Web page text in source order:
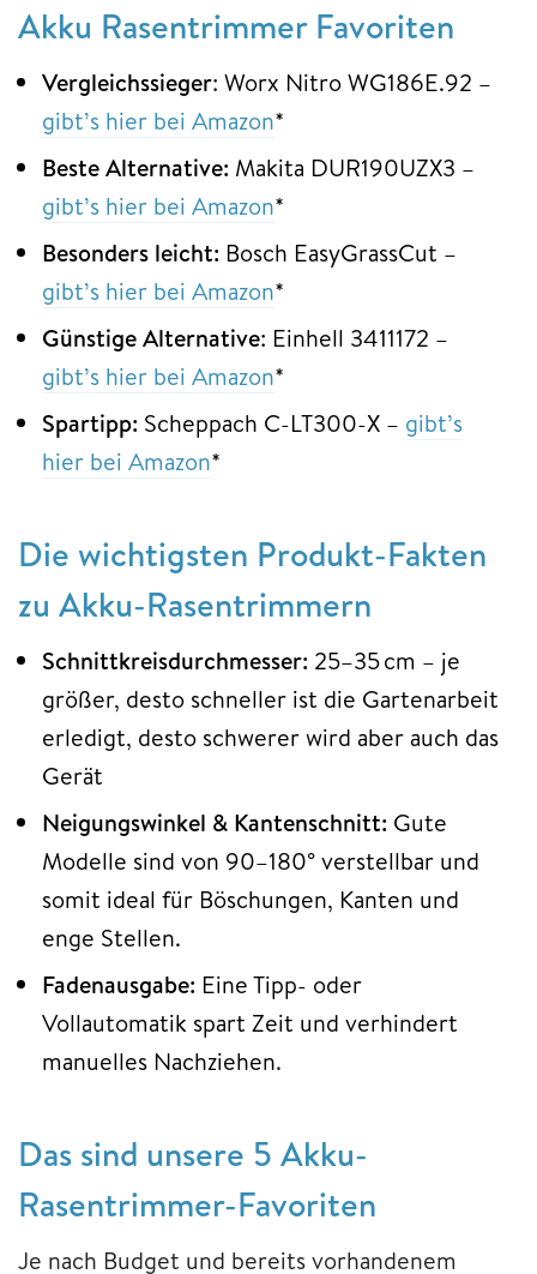
Akku Rasentrimmer Favoriten
Vergleichssieger: Worx Nitro WG186E.92 –
gibt’s hier bei Amazon*
Beste Alternative: Makita DUR190UZX3 –
gibt’s hier bei Amazon*
Besonders leicht: Bosch EasyGrassCut –
gibt’s hier bei Amazon*
Günstige Alternative: Einhell 3411172 –
gibt’s hier bei Amazon*
Spartipp: Scheppach C-LT300-X – gibt’s
hier bei Amazon*
Die wichtigsten Produkt-Fakten
zu Akku-Rasentrimmern
Schnittkreisdurchmesser: 25–35 cm – je
größer, desto schneller ist die Gartenarbeit
erledigt, desto schwerer wird aber auch das
Gerät
Neigungswinkel & Kantenschnitt: Gute
Modelle sind von 90–180° verstellbar und
somit ideal für Böschungen, Kanten und
enge Stellen.
Fadenausgabe: Eine Tipp- oder
Vollautomatik spart Zeit und verhindert
manuelles Nachziehen.
Das sind unsere 5 Akku-
Rasentrimmer-Favoriten
Je nach Budget und bereits vorhandenem